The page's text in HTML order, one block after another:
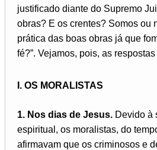
justificado diante do Supremo
obras? E os crentes? Somos ou
prática das boas obras já que
fé?”. Vejamos, pois, as
I. OS MORALISTAS
1. Nos dias de Jesus. Devido à
espiritual, os moralistas, do
afirmavam que os criminosos e